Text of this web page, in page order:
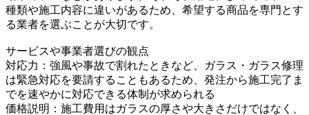
種類や施工内容に違いがあるため、希望する商品を専門とす
る業者を選ぶことが大切です。
サービスや事業者選びの観点
対応力：強風や事故で割れたときなど、ガラス・ガラス修理
は緊急対応を要請することもあるため、発注から施工完了ま
でを速やかに対応できる体制が求められる
価格説明：施工費用はガラスの厚さや大きさだけではなく、